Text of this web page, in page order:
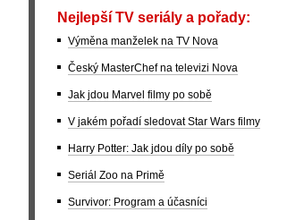
Nejlepší TV seriály a pořady:
Výměna manželek na TV Nova
Český MasterChef na televizi Nova
Jak jdou Marvel filmy po sobě
V jakém pořadí sledovat Star Wars filmy
Harry Potter: Jak jdou díly po sobě
Seriál Zoo na Primě
Survivor: Program a účasníci